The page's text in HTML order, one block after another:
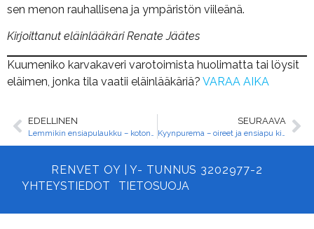
sen menon rauhallisena ja ympäristön viileänä.
Kirjoittanut eläinlääkäri Renate Jäätes
Kuumeniko karvakaveri varotoimista huolimatta tai löysit
eläimen, jonka tila vaatii eläinlääkäriä? VARAA AIKA
EDELLINEN
Lemmikin ensiapulaukku – kotona ja matkalla
SEURAAVA
Kyynpurema – oireet ja ensiapu kissalla ja koiralla
RENVET OY | Y- TUNNUS 3202977-2
YHTEYSTIEDOT
TIETOSUOJA